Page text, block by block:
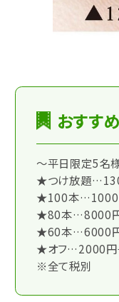
おすす
～平日限定5名
★つけ放題
★100本
★80本…8000
★60本…6000
★オフ…2000円
※全て税別